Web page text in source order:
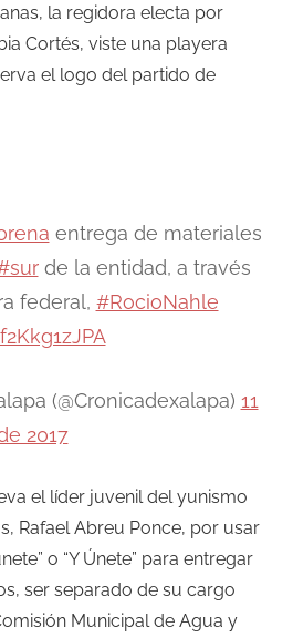
la regidora electa por
Cortés, viste una playera
el logo del partido de
entrega de materiales
de la entidad, a través
federal, #RocioNahle
(@Cronicadexalapa) 11
2017
el líder juvenil del yunismo
Rafael Abreu Ponce, por usar
o “Y Únete” para entregar
ser separado de su cargo
Municipal de Agua y